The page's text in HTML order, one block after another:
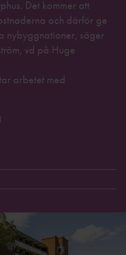
Det kommer att
och därför ge
nybyggnationer, säger
vd på Huge
arbetet med